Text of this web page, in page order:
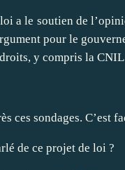
a le soutien de
pour le gouvern
y compris la
ces sondages. C’est
de ce projet de loi ?